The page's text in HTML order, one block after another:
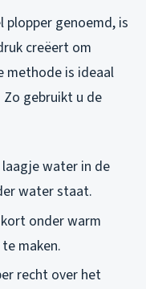
plopper genoemd, is
creëert om
methode is ideaal
gebruikt u de
water in de
water staat.
onder warm
maken.
recht over het